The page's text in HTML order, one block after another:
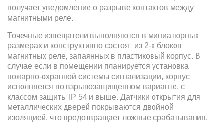
получает уведомление о разрыве контактов между
магнитными реле.
Точечные извещатели выполняются в миниатюрных
размерах и конструктивно состоят из 2-х блоков
магнитных реле, запаянных в пластиковый корпус. В
случае если в помещении планируется установка
пожарно-охранной системы сигнализации, корпус
исполняется во взрывозащищенном варианте, с
классом защиты IP 54 и выше. Датчики открытия для
металлических дверей покрываются двойной
изоляцией, что предотвращает ложные срабатывания,